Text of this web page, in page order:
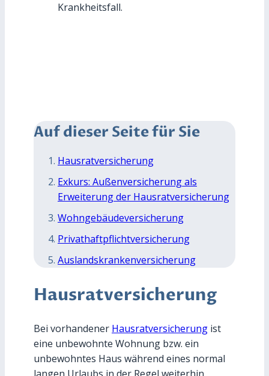
Krankheitsfall.
Auf dieser Seite für Sie
Hausratversicherung
Exkurs: Außenversicherung als
Erweiterung der Hausratversicherung
Wohngebäudeversicherung
Privathaftpflichtversicherung
Auslandskrankenversicherung
Hausratversicherung
Bei vorhandener Hausratversicherung ist
eine unbewohnte Wohnung bzw. ein
unbewohntes Haus während eines normal